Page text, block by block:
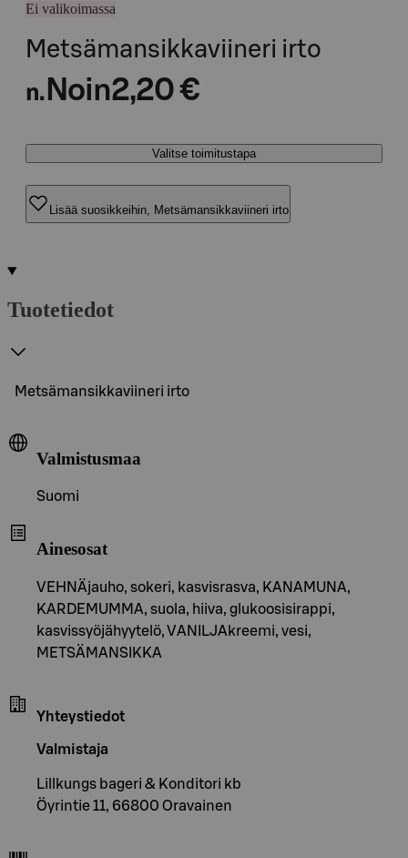
Ei valikoimassa
Metsämansikkaviineri irto
n. Noin2,20 €
Valitse toimitustapa
Lisää suosikkeihin, Metsämansikkaviineri irto
Tuotetiedot
Metsämansikkaviineri irto
Valmistusmaa
Suomi
Ainesosat
VEHNÄjauho, sokeri, kasvisrasva, KANAMUNA,
KARDEMUMMA, suola, hiiva, glukoosisirappi,
kasvissyöjähyytelö, VANILJAkreemi, vesi,
METSÄMANSIKKA
Yhteystiedot
Valmistaja
Lillkungs bageri & Konditori kb
Öyrintie 11, 66800 Oravainen